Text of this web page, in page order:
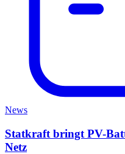
News
Statkraft bringt PV-
Netz